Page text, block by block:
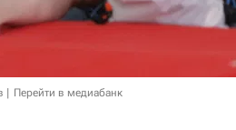
Перейти в медиабанк